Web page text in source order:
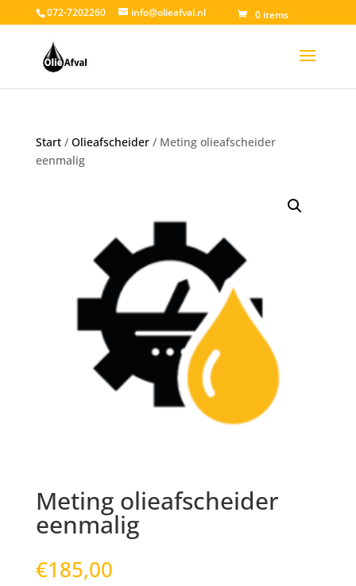
072-7202260 info@olieafval.nl 0 items
Start/ Olieafscheider/ Meting olieafscheider
eenmalig
Meting olieafscheider
eenmalig
€185,00